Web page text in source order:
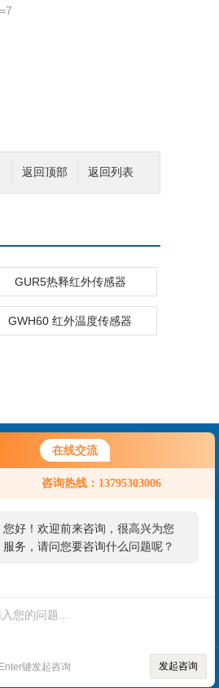
在线交流
咨询热线：13795303006
您好！欢迎前来咨询，很高兴为您
服务，请问您要咨询什么问题呢？
键发起咨询 发起咨询
返回列表
返回顶部
GUR5热释红外传感器
GWH60 红外温度传感器
联系我们
号-2 sitemap.xml